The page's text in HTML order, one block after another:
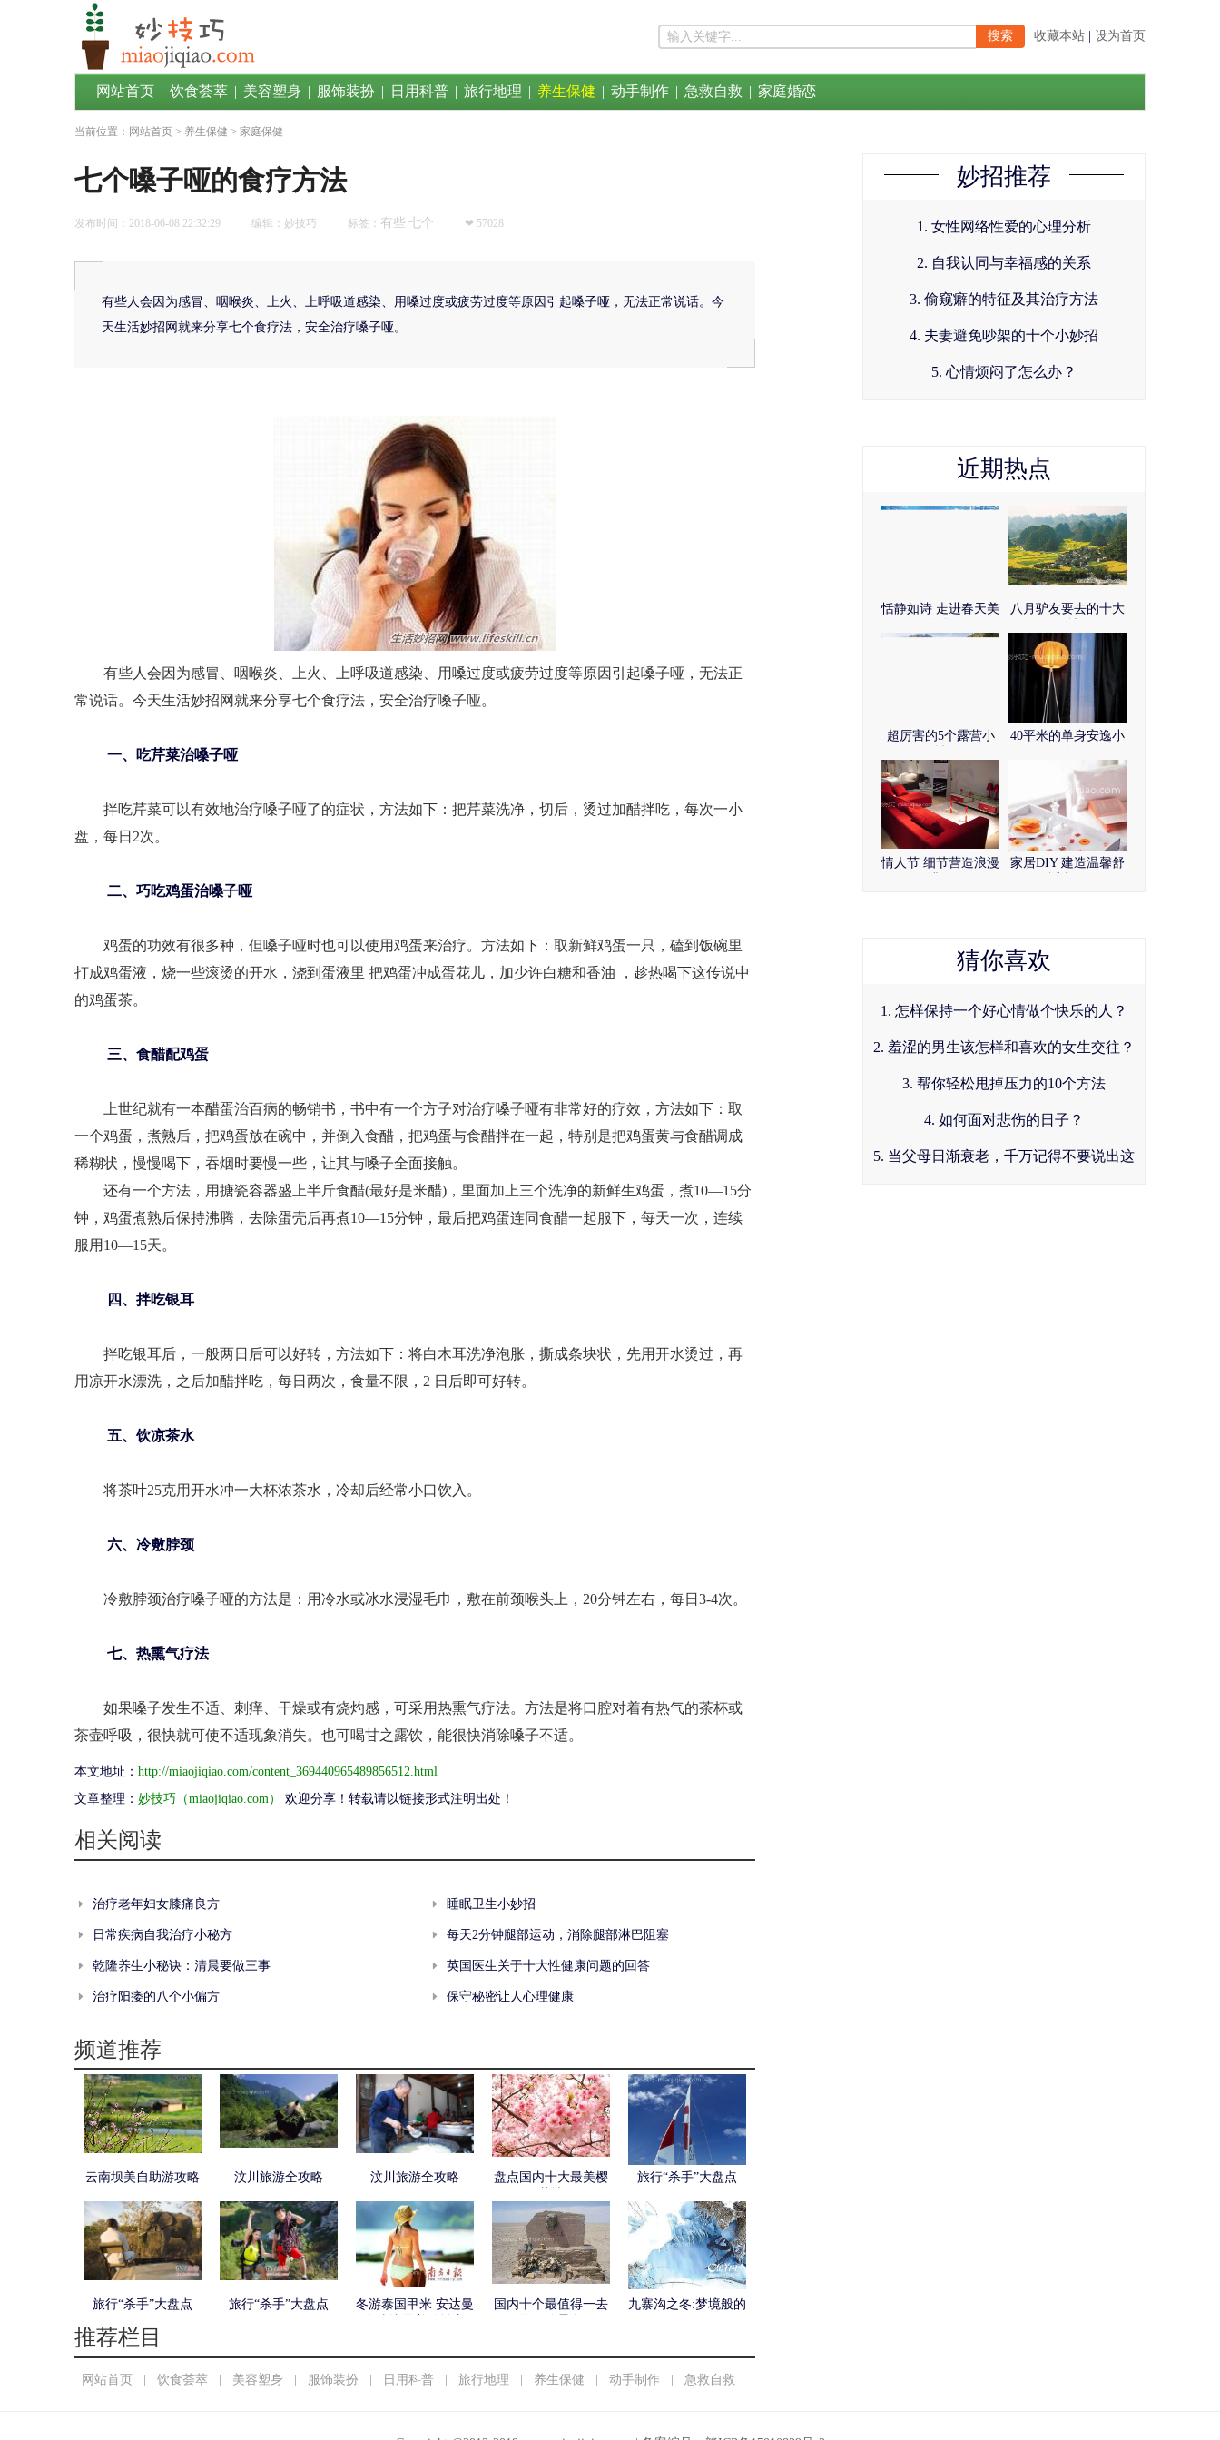
收藏本站 设为首页
网站首页 | 饮食荟萃 | 美容塑身 | 服饰装扮 | 日用科普 | 旅行地理 | 养生保健 | 动手制作 | 急救自救 | 家庭婚恋
当前位置： 网站首页 > 养生保健 > 家庭保健
七个嗓子哑的食疗方法
发布时间：2018-06-08 22:32:29 编辑：妙技巧 标签： 有些 七个 ❤ 57028
有些人会因为感冒、咽喉炎、上火、上呼吸道感染、用嗓过度或疲劳过度等原因引起嗓子哑，无法正常说话。今
天生活妙招网就来分享七个食疗法，安全治疗嗓子哑。
有些人会因为感冒、咽喉炎、上火、上呼吸道感染、用嗓过度或疲劳过度等原因引起嗓子哑，无法正
常说话。今天生活妙招网就来分享七个食疗法，安全治疗嗓子哑。
一、吃芹菜治嗓子哑
拌吃芹菜可以有效地治疗嗓子哑了的症状，方法如下：把芹菜洗净，切后，烫过加醋拌吃，每次一小
盘，每日2次。
二、巧吃鸡蛋治嗓子哑
鸡蛋的功效有很多种，但嗓子哑时也可以使用鸡蛋来治疗。方法如下：取新鲜鸡蛋一只，磕到饭碗里
打成鸡蛋液，烧一些滚烫的开水，浇到蛋液里 把鸡蛋冲成蛋花儿，加少许白糖和香油 ，趁热喝下这传说中
的鸡蛋茶。
三、食醋配鸡蛋
上世纪就有一本醋蛋治百病的畅销书，书中有一个方子对治疗嗓子哑有非常好的疗效，方法如下：取
一个鸡蛋，煮熟后，把鸡蛋放在碗中，并倒入食醋，把鸡蛋与食醋拌在一起，特别是把鸡蛋黄与食醋调成
稀糊状，慢慢喝下，吞烟时要慢一些，让其与嗓子全面接触。
还有一个方法，用搪瓷容器盛上半斤食醋(最好是米醋)，里面加上三个洗净的新鲜生鸡蛋，煮10—15分
钟，鸡蛋煮熟后保持沸腾，去除蛋壳后再煮10—15分钟，最后把鸡蛋连同食醋一起服下，每天一次，连续
服用10—15天。
四、拌吃银耳
拌吃银耳后，一般两日后可以好转，方法如下：将白木耳洗净泡胀，撕成条块状，先用开水烫过，再
用凉开水漂洗，之后加醋拌吃，每日两次，食量不限，2 日后即可好转。
五、饮凉茶水
将茶叶25克用开水冲一大杯浓茶水，冷却后经常小口饮入。
六、冷敷脖颈
冷敷脖颈治疗嗓子哑的方法是：用冷水或冰水浸湿毛巾，敷在前颈喉头上，20分钟左右，每日3-4次。
七、热熏气疗法
如果嗓子发生不适、刺痒、干燥或有烧灼感，可采用热熏气疗法。方法是将口腔对着有热气的茶杯或
茶壶呼吸，很快就可使不适现象消失。也可喝甘之露饮，能很快消除嗓子不适。
本文地址： http://miaojiqiao.com/content_369440965489856512.html
文章整理： 妙技巧（miaojiqiao.com） 欢迎分享！转载请以链接形式注明出处！
相关阅读
治疗老年妇女膝痛良方 睡眠卫生小妙招
日常疾病自我治疗小秘方 每天2分钟腿部运动，消除腿部淋巴阻塞
乾隆养生小秘诀：清晨要做三事 英国医生关于十大性健康问题的回答
治疗阳痿的八个小偏方 保守秘密让人心理健康
频道推荐
云南坝美自助游攻略 汶川旅游全攻略 汶川旅游全攻略
盘点国内十大最美樱
旅行“杀手”大盘点
旅行“杀手”大盘点 旅行“杀手”大盘点
冬游泰国甲米 安达曼
国内十个最值得一去
九寨沟之冬:梦境般的
推荐栏目
网站首页 饮食荟萃 美容塑身 服饰装扮 日用科普 旅行地理 养生保健 动手制作 急救自救
妙招推荐
1. 女性网络性爱的心理分析
2. 自我认同与幸福感的关系
3. 偷窥癖的特征及其治疗方法
4. 夫妻避免吵架的十个小妙招
5. 心情烦闷了怎么办？
近期热点
恬静如诗 走进春天美
八月驴友要去的十大
超厉害的5个露营小
40平米的单身安逸小
情人节 细节营造浪漫
家居DIY 建造温馨舒
猜你喜欢
1. 怎样保持一个好心情做个快乐的人？
2. 羞涩的男生该怎样和喜欢的女生交往？
3. 帮你轻松甩掉压力的10个方法
4. 如何面对悲伤的日子？
5. 当父母日渐衰老，千万记得不要说出这